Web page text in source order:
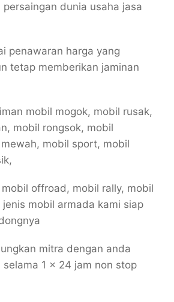
dunia usaha jasa
penawaran harga yang
tetap memberikan jaminan
mobil mogok, mobil rusak,
mobil rongsok, mobil
mobil sport, mobil
offroad, mobil rally, mobil
mobil armada kami siap
mitra dengan anda
1 x 24 jam non stop